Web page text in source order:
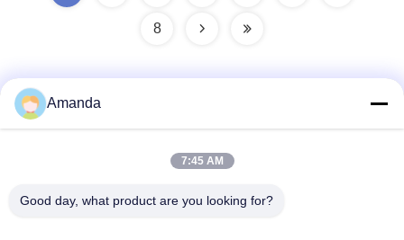
8
Быстрый контакт
Средняя секция No.1098 бульвара Jiannan,
Amanda
7:45 AM
Good day, what product are you looking for?